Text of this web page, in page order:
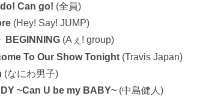
Can go! (全員)
(Hey! Say! JUMP)
BEGINNING (Aぇ! group)
To Our Show Tonight (Travis Japan)
(なにわ男子)
~Can U be my BABY~ (中島健人)